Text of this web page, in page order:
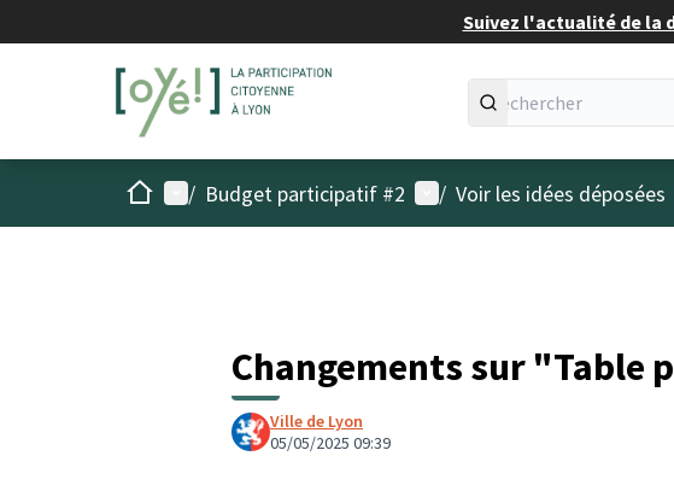
Suivez l'actualité de la
AccueilMenu principal
/ Budget participatif #2 Menu utilisateur
/ Voir les idées déposées
Changements sur "Table
Ville de Lyon
05/05/2025 09:39